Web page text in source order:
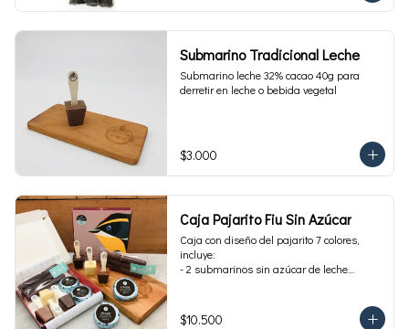
Submarino Tradicional Leche
Submarino leche 32% cacao 40g para
derretir en leche o bebida vegetal
$3.000
Caja Pajarito Fiu Sin Azúcar
Caja con diseño del pajarito 7 colores,
incluye:
- 2 submarinos sin azúcar de leche
$10.500